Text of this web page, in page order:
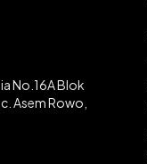
No.16A Blok
Asem Rowo,